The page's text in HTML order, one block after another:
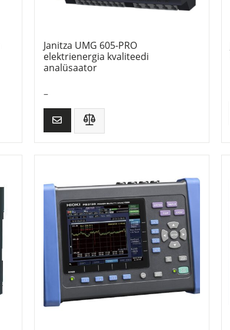
Janitza UMG 605-PRO
elektrienergia kvaliteedi
analüsaator
–